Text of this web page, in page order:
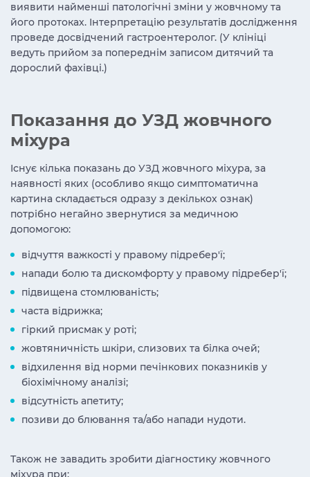
виявити найменші патологічні зміни у жовчному та
його протоках. Інтерпретацію результатів дослідження
проведе досвідчений гастроентеролог. (У клініці
ведуть прийом за попереднім записом дитячий та
дорослий фахівці.)
Показання до УЗД жовчного
міхура
Існує кілька показань до УЗД жовчного міхура, за
наявності яких (особливо якщо симптоматична
картина складається одразу з декількох ознак)
потрібно негайно звернутися за медичною
допомогою:
відчуття важкості у правому підребер'ї;
напади болю та дискомфорту у правому підребер'ї;
підвищена стомлюваність;
часта відрижка;
гіркий присмак у роті;
жовтяничність шкіри, слизових та білка очей;
відхилення від норми печінкових показників у
біохімічному аналізі;
відсутність апетиту;
позиви до блювання та/або напади нудоти.
Також не завадить зробити діагностику жовчного
міхура при: